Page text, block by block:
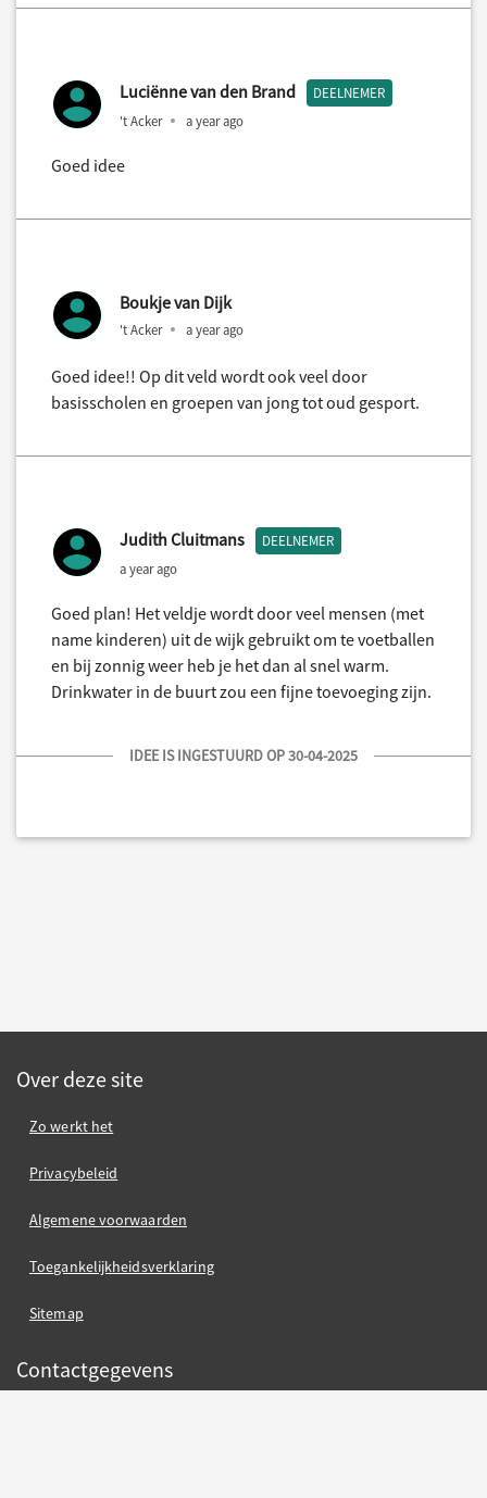
Luciënne van den Brand DEELNEMER
't Acker a year ago
Goed idee
Boukje van Dijk
't Acker a year ago
Goed idee!! Op dit veld wordt ook veel door
basisscholen en groepen van jong tot oud gesport.
Judith Cluitmans DEELNEMER
a year ago
Goed plan! Het veldje wordt door veel mensen (met
name kinderen) uit de wijk gebruikt om te voetballen
en bij zonnig weer heb je het dan al snel warm.
Drinkwater in de buurt zou een fijne toevoeging zijn.
IDEE IS INGESTUURD OP 30-04-2025
Over deze site
Zo werkt het
Privacybeleid
Algemene voorwaarden
Toegankelijkheidsverklaring
Sitemap
Contactgegevens